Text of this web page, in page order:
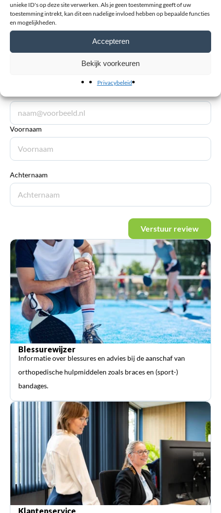
unieke ID's op deze site verwerken. Als je geen toestemming geeft of uw
toestemming intrekt, kan dit een nadelige invloed hebben op bepaalde functies
en mogelijkheden.
Accepteren
Bekijk voorkeuren
Privacybeleid
Toelichting *
Voornaam
Achternaam
Verstuur review
Blessurewijzer
Informatie over blessures en advies bij de aanschaf van
orthopedische hulpmiddelen zoals braces en (sport-)
bandages.
Klantenservice